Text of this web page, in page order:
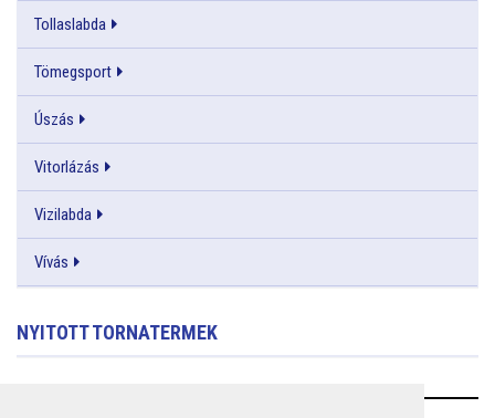
Tollaslabda
Tömegsport
Úszás
Vitorlázás
Vizilabda
Vívás
NYITOTT TORNATERMEK